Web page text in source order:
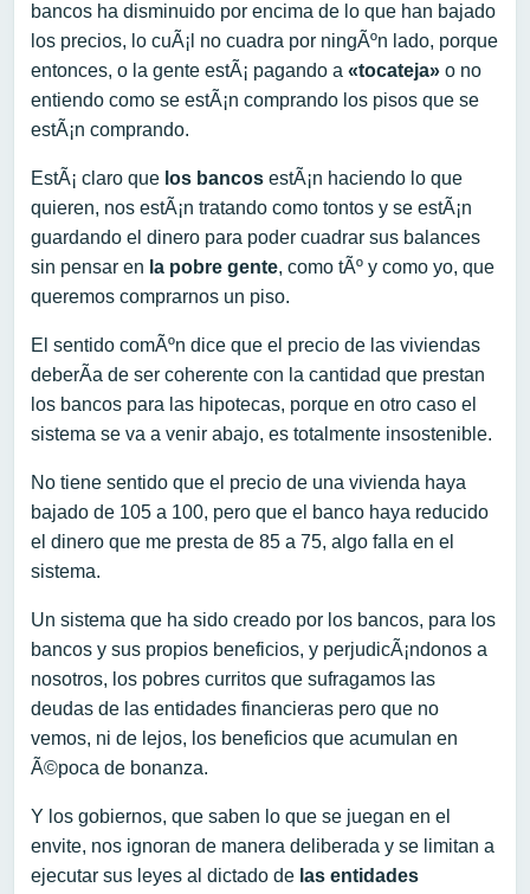
bancos ha disminuido por encima de lo que han bajado
los precios, lo cuÃ¡l no cuadra por ningÃºn lado, porque
entonces, o la gente estÃ¡ pagando a «tocateja» o no
entiendo como se estÃ¡n comprando los pisos que se
estÃ¡n comprando.
EstÃ¡ claro que los bancos estÃ¡n haciendo lo que
quieren, nos estÃ¡n tratando como tontos y se estÃ¡n
guardando el dinero para poder cuadrar sus balances
sin pensar en la pobre gente, como tÃº y como yo, que
queremos comprarnos un piso.
El sentido comÃºn dice que el precio de las viviendas
deberÃ­a de ser coherente con la cantidad que prestan
los bancos para las hipotecas, porque en otro caso el
sistema se va a venir abajo, es totalmente insostenible.
No tiene sentido que el precio de una vivienda haya
bajado de 105 a 100, pero que el banco haya reducido
el dinero que me presta de 85 a 75, algo falla en el
sistema.
Un sistema que ha sido creado por los bancos, para los
bancos y sus propios beneficios, y perjudicÃ¡ndonos a
nosotros, los pobres curritos que sufragamos las
deudas de las entidades financieras pero que no
vemos, ni de lejos, los beneficios que acumulan en
Ã©poca de bonanza.
Y los gobiernos, que saben lo que se juegan en el
envite, nos ignoran de manera deliberada y se limitan a
ejecutar sus leyes al dictado de las entidades